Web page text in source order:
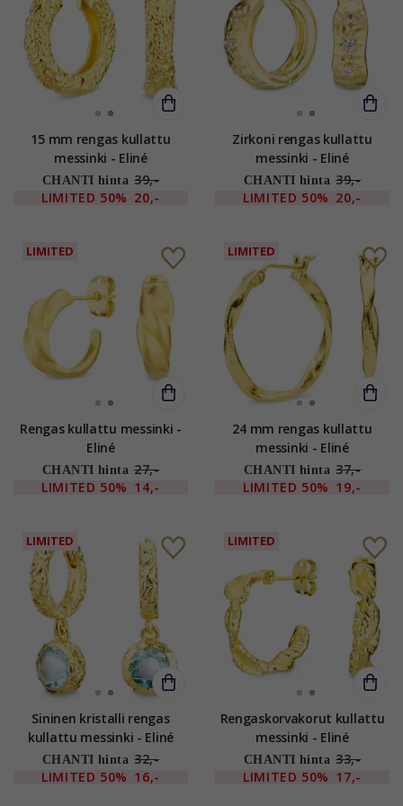
15 mm rengas kullattu
messinki - Eliné
CHANTI hinta 39,-
LIMITED 50% 20,-
Zirkoni rengas kullattu
messinki - Eliné
CHANTI hinta 39,-
LIMITED 50% 20,-
LIMITED
Rengas kullattu messinki -
Eliné
CHANTI hinta 27,-
LIMITED 50% 14,-
LIMITED
24 mm rengas kullattu
messinki - Eliné
CHANTI hinta 37,-
LIMITED 50% 19,-
LIMITED
Sininen kristalli rengas
kullattu messinki - Eliné
CHANTI hinta 32,-
LIMITED 50% 16,-
LIMITED
Rengaskorvakorut kullattu
messinki - Eliné
CHANTI hinta 33,-
LIMITED 50% 17,-